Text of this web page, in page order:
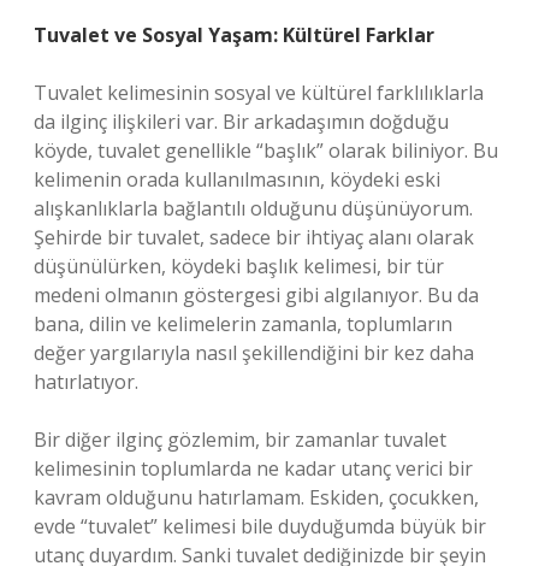
Tuvalet ve Sosyal Yaşam: Kültürel Farklar
Tuvalet kelimesinin sosyal ve kültürel farklılıklarla
da ilginç ilişkileri var. Bir arkadaşımın doğduğu
köyde, tuvalet genellikle “başlık” olarak biliniyor. Bu
kelimenin orada kullanılmasının, köydeki eski
alışkanlıklarla bağlantılı olduğunu düşünüyorum.
Şehirde bir tuvalet, sadece bir ihtiyaç alanı olarak
düşünülürken, köydeki başlık kelimesi, bir tür
medeni olmanın göstergesi gibi algılanıyor. Bu da
bana, dilin ve kelimelerin zamanla, toplumların
değer yargılarıyla nasıl şekillendiğini bir kez daha
hatırlatıyor.
Bir diğer ilginç gözlemim, bir zamanlar tuvalet
kelimesinin toplumlarda ne kadar utanç verici bir
kavram olduğunu hatırlamam. Eskiden, çocukken,
evde “tuvalet” kelimesi bile duyduğumda büyük bir
utanç duyardım. Sanki tuvalet dediğinizde bir şeyin